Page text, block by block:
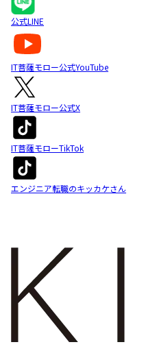
公式LINE
IT菩薩モロー公式YouTube
IT菩薩モロー公式X
IT菩薩モローTikTok
エンジニア転職のキッカケさん